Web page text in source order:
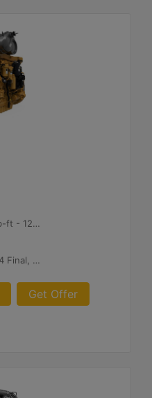
935 1.400 dev/dk.da lb-ft - 1268 1.400 dev/dk.da Nm
U.S. EPA & CARB Tier 4 Final, EU Stage V
Get Offer